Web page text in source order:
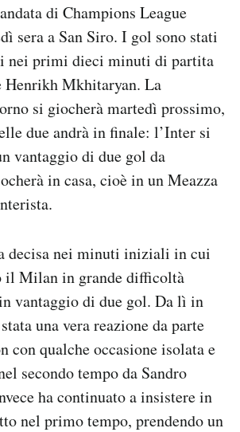
di Champions League
sera a San Siro. I gol sono stati
nei primi dieci minuti di partita
Henrikh Mkhitaryan. La
si giocherà martedì prossimo,
due andrà in finale: l’Inter si
vantaggio di due gol da
in casa, cioè in un Meazza
decisa nei minuti iniziali in cui
il Milan in grande difficoltà
vantaggio di due gol. Da lì in
una vera reazione da parte
con qualche occasione isolata e
secondo tempo da Sandro
ha continuato a insistere in
nel primo tempo, prendendo un